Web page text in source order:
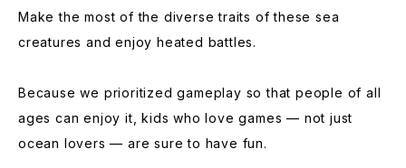
Make the most of the diverse traits of these sea
creatures and enjoy heated battles.
Because we prioritized gameplay so that people of all
ages can enjoy it, kids who love games — not just
ocean lovers — are sure to have fun.